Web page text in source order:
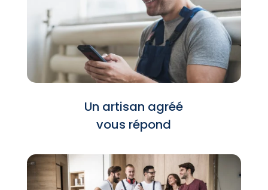
Un artisan agréé
vous répond